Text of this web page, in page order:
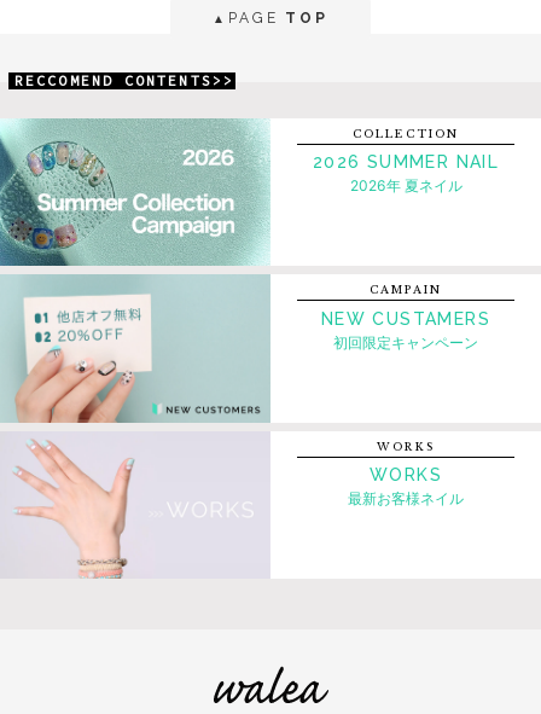
▲ PAGE TOP
RECCOMEND CONTENTS>>
COLLECTION
2026 SUMMER NAIL
2026年 夏ネイル
CAMPAIN
NEW CUSTAMERS
初回限定キャンペーン
WORKS
WORKS
最新お客様ネイル